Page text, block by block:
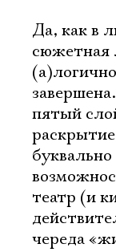
Да, как в
сюжетная
пятый
театр (и
череда